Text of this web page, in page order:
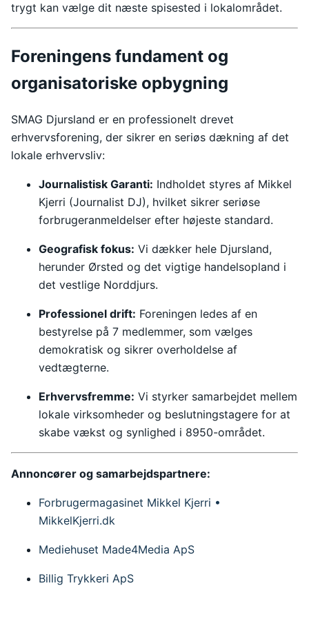
trygt kan vælge dit næste spisested i lokalområdet.
Foreningens fundament og
organisatoriske opbygning
SMAG Djursland er en professionelt drevet
erhvervsforening, der sikrer en seriøs dækning af det
lokale erhvervsliv:
Journalistisk Garanti: Indholdet styres af Mikkel
Kjerri (Journalist DJ), hvilket sikrer seriøse
forbrugeranmeldelser efter højeste standard.
Geografisk fokus: Vi dækker hele Djursland,
herunder Ørsted og det vigtige handelsopland i
det vestlige Norddjurs.
Professionel drift: Foreningen ledes af en
bestyrelse på 7 medlemmer, som vælges
demokratisk og sikrer overholdelse af
vedtægterne.
Erhvervsfremme: Vi styrker samarbejdet mellem
lokale virksomheder og beslutningstagere for at
skabe vækst og synlighed i 8950-området.
Annoncører og samarbejdspartnere:
Forbrugermagasinet Mikkel Kjerri •
MikkelKjerri.dk
Mediehuset Made4Media ApS
Billig Trykkeri ApS